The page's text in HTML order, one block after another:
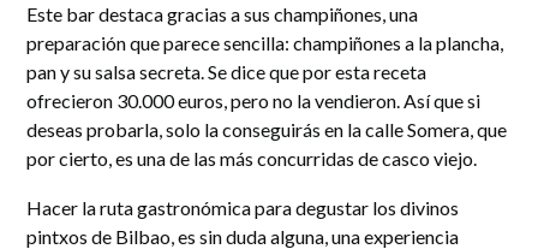
Este bar destaca gracias a sus champiñones, una
preparación que parece sencilla: champiñones a la plancha,
pan y su salsa secreta. Se dice que por esta receta
ofrecieron 30.000 euros, pero no la vendieron. Así que si
deseas probarla, solo la conseguirás en la calle Somera, que
por cierto, es una de las más concurridas de casco viejo.
Hacer la ruta gastronómica para degustar los divinos
pintxos de Bilbao, es sin duda alguna, una experiencia